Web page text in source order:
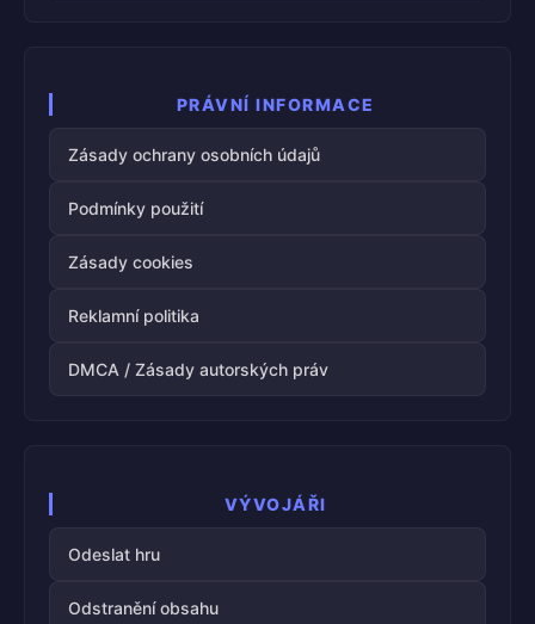
PRÁVNÍ INFORMACE
Zásady ochrany osobních údajů
Podmínky použití
Zásady cookies
Reklamní politika
DMCA / Zásady autorských práv
VÝVOJÁŘI
Odeslat hru
Odstranění obsahu